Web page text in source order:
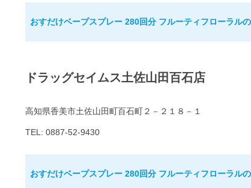
おすだけベープスプレー 280回分 フルーティフローラル
ドラッグセイムス土佐山田百石店
高知県香美市土佐山田町百石町２－２１８－１
TEL: 0887-52-9430
おすだけベープスプレー 280回分 フルーティフローラル